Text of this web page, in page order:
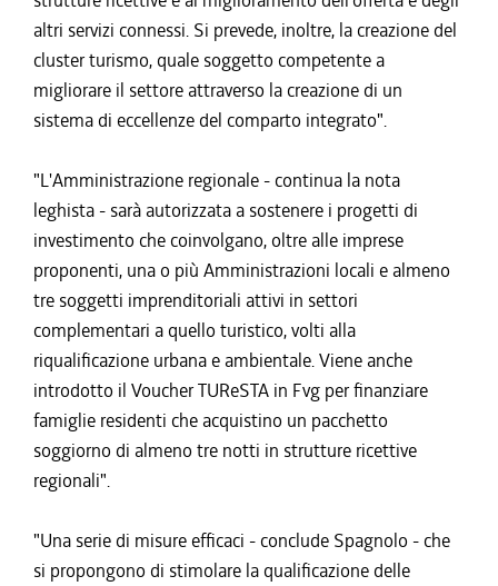
altri servizi connessi. Si prevede, inoltre, la creazione del
cluster turismo, quale soggetto competente a
migliorare il settore attraverso la creazione di un
sistema di eccellenze del comparto integrato".
"L'Amministrazione regionale - continua la nota
leghista - sarà autorizzata a sostenere i progetti di
investimento che coinvolgano, oltre alle imprese
proponenti, una o più Amministrazioni locali e almeno
tre soggetti imprenditoriali attivi in settori
complementari a quello turistico, volti alla
riqualificazione urbana e ambientale. Viene anche
introdotto il Voucher TUReSTA in Fvg per finanziare
famiglie residenti che acquistino un pacchetto
soggiorno di almeno tre notti in strutture ricettive
regionali".
"Una serie di misure efficaci - conclude Spagnolo - che
si propongono di stimolare la qualificazione delle